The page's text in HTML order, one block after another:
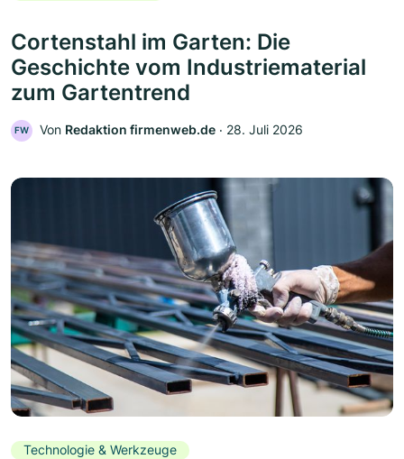
Cortenstahl im Garten: Die
Geschichte vom Industriematerial
zum Gartentrend
FW Von Redaktion firmenweb.de ‧ 28. Juli 2026
Technologie & Werkzeuge